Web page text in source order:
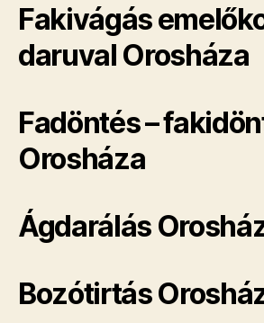
Fakivágás
daruval Orosháza
Fadöntés –
Orosháza
Ágdarálás
Bozótirtás